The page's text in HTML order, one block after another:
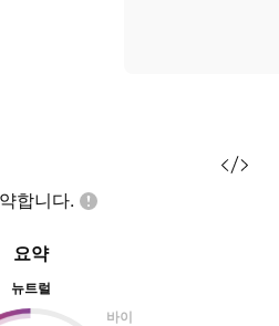
합니다.
요약
뉴트럴
바이